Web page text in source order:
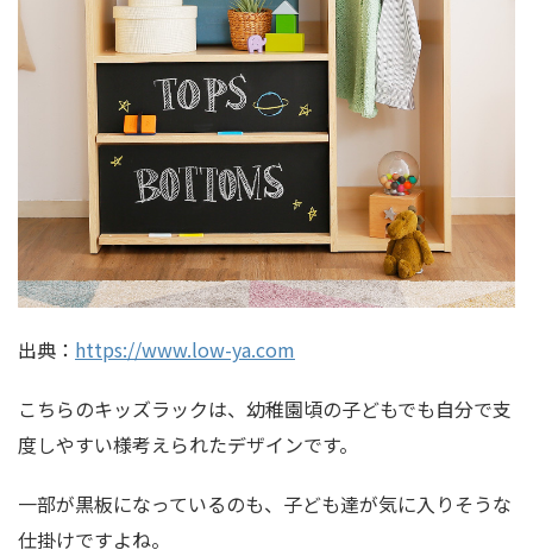
出典： https://www.low-ya.com
こちらのキッズラックは、幼稚園頃の子どもでも自分で支
度しやすい様考えられたデザインです。
一部が黒板になっているのも、子ども達が気に入りそうな
仕掛けですよね。